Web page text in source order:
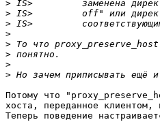
>
>
>
>
>
>
>
>
Потому что
хоста, переданное
Теперь поведение